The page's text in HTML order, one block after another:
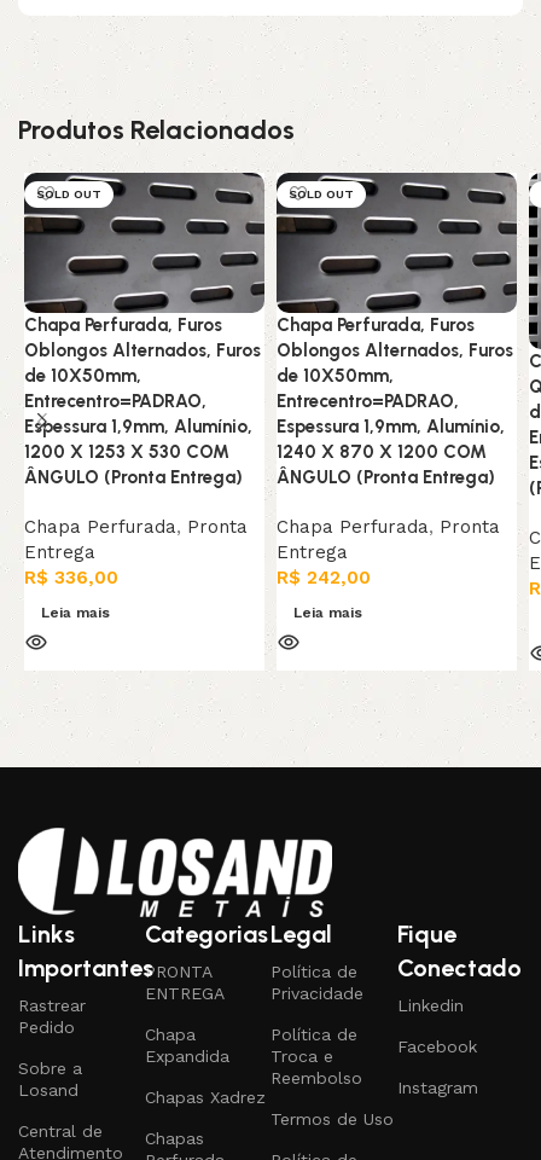
Produtos Relacionados
SOLD OUT
Chapa Perfurada, Furos
Oblongos Alternados, Furos
de 10X50mm,
Entrecentro=PADRAO,
Espessura 1,9mm, Alumínio,
1200 X 1253 X 530 COM
ÂNGULO (Pronta Entrega)
Chapa Perfurada, Pronta
Entrega
R$ 336,00
Leia mais
SOLD OUT
Chapa Perfurada, Furos
Oblongos Alternados, Furos
de 10X50mm,
Entrecentro=PADRAO,
Espessura 1,9mm, Alumínio,
1240 X 870 X 1200 COM
ÂNGULO (Pronta Entrega)
Chapa Perfurada, Pronta
Entrega
R$ 242,00
Leia mais
Links
Importantes
Rastrear
Pedido
Sobre a
Losand
Central de
Atendimento
Categorias
PRONTA
ENTREGA
Chapa
Expandida
Chapas Xadrez
Chapas
Legal
Política de
Privacidade
Política de
Troca e
Reembolso
Termos de Uso
Fique
Conectado
Linkedin
Facebook
Instagram